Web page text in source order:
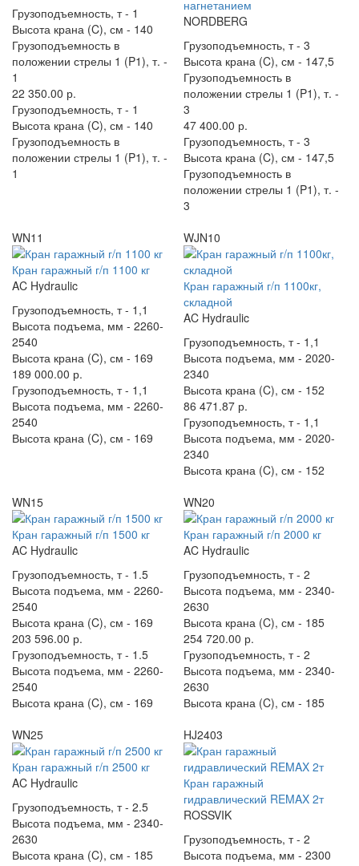
Грузоподъемность, т - 1
Высота крана (C), см - 140
Грузоподъемность в
положении стрелы 1 (P1), т. -
1
22 350.00 р.
Грузоподъемность, т - 1
Высота крана (C), см - 140
Грузоподъемность в
положении стрелы 1 (P1), т. -
1
нагнетанием
NORDBERG
Грузоподъемность, т - 3
Высота крана (C), см - 147,5
Грузоподъемность в
положении стрелы 1 (P1), т. -
3
47 400.00 р.
Грузоподъемность, т - 3
Высота крана (C), см - 147,5
Грузоподъемность в
положении стрелы 1 (P1), т. -
3
WN11
Кран гаражный г/п 1100 кг
AC Hydraulic
Грузоподъемность, т - 1,1
Высота подъема, мм - 2260-
2540
Высота крана (C), см - 169
189 000.00 р.
Грузоподъемность, т - 1,1
Высота подъема, мм - 2260-
2540
Высота крана (C), см - 169
WJN10
Кран гаражный г/п 1100кг,
складной
AC Hydraulic
Грузоподъемность, т - 1,1
Высота подъема, мм - 2020-
2340
Высота крана (C), см - 152
86 471.87 р.
Грузоподъемность, т - 1,1
Высота подъема, мм - 2020-
2340
Высота крана (C), см - 152
WN15
Кран гаражный г/п 1500 кг
AC Hydraulic
Грузоподъемность, т - 1.5
Высота подъема, мм - 2260-
2540
Высота крана (C), см - 169
203 596.00 р.
Грузоподъемность, т - 1.5
Высота подъема, мм - 2260-
2540
Высота крана (C), см - 169
WN20
Кран гаражный г/п 2000 кг
AC Hydraulic
Грузоподъемность, т - 2
Высота подъема, мм - 2340-
2630
Высота крана (C), см - 185
254 720.00 р.
Грузоподъемность, т - 2
Высота подъема, мм - 2340-
2630
Высота крана (C), см - 185
WN25
Кран гаражный г/п 2500 кг
AC Hydraulic
Грузоподъемность, т - 2.5
Высота подъема, мм - 2340-
2630
Высота крана (C), см - 185
HJ2403
Кран гаражный
гидравлический REMAX 2т
ROSSVIK
Грузоподъемность, т - 2
Высота подъема, мм - 2300